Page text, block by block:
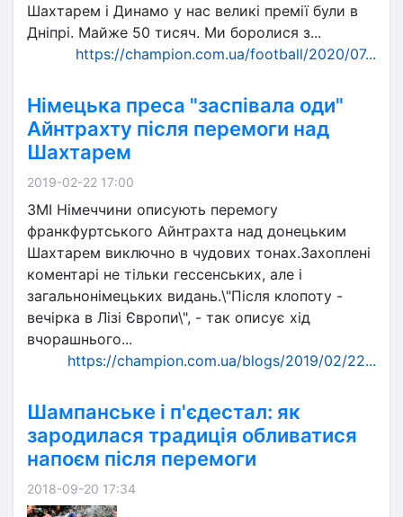
Шахтарем і Динамо у нас великі премії були в
Дніпрі. Майже 50 тисяч. Ми боролися з...
https://champion.com.ua/football/2020/07...
Німецька преса "заспівала оди"
Айнтрахту після перемоги над
Шахтарем
2019-02-22 17:00
ЗМІ Німеччини описують перемогу
франкфуртського Айнтрахта над донецьким
Шахтарем виключно в чудових тонах.Захоплені
коментарі не тільки гессенських, але і
загальнонімецьких видань.\"Після клопоту -
вечірка в Лізі Європи\", - так описує хід
вчорашнього...
https://champion.com.ua/blogs/2019/02/22...
Шампанське і п'єдестал: як
зародилася традиція обливатися
напоєм після перемоги
2018-09-20 17:34